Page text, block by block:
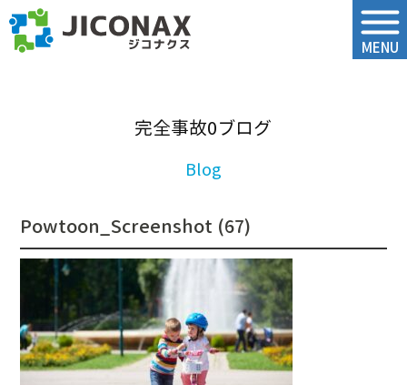
MENU
完全事故0ブログ
Powtoon_Screenshot (67)